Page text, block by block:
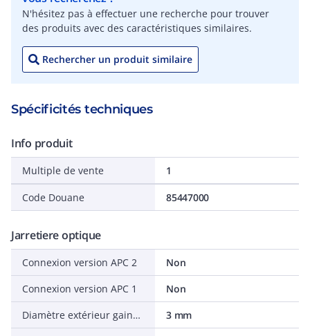
N'hésitez pas à effectuer une recherche pour trouver
des produits avec des caractéristiques similaires.
Rechercher un produit similaire
Spécificités techniques
Info produit
Multiple de vente 1
Code Douane 85447000
Jarretiere optique
Connexion version APC 2
Non
Connexion version APC 1
Non
Diamètre extérieur gaine fibre simple
3 mm